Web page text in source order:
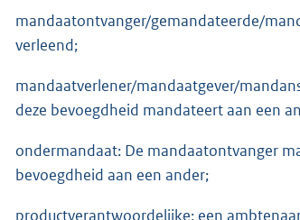
mandaatontvanger/gemandateerde/
verleend;
mandaatverlener/mandaatgever/
deze bevoegdheid mandateert aan een
ondermandaat: De mandaatontvanger
bevoegdheid aan een ander;
productverantwoordelijke: een